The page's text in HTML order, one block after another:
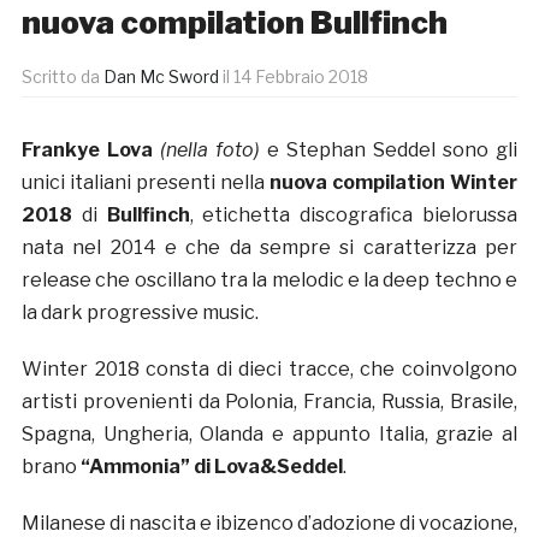
nuova compilation Bullfinch
Scritto da Dan Mc Sword il 14 Febbraio 2018
Frankye Lova (nella foto) e Stephan Seddel sono gli
unici italiani presenti nella nuova compilation Winter
2018 di Bullfinch, etichetta discografica bielorussa
nata nel 2014 e che da sempre si caratterizza per
release che oscillano tra la melodic e la deep techno e
la dark progressive music.
Winter 2018 consta di dieci tracce, che coinvolgono
artisti provenienti da Polonia, Francia, Russia, Brasile,
Spagna, Ungheria, Olanda e appunto Italia, grazie al
brano “Ammonia” di Lova&Seddel .
Milanese di nascita e ibizenco d’adozione di vocazione,